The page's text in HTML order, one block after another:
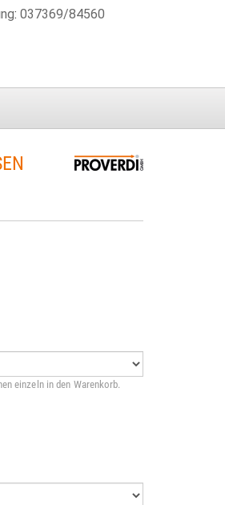
: 037369/84560
S
einzeln in den Warenkorb.